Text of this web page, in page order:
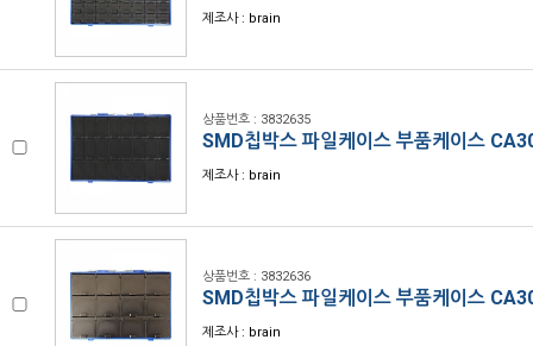
제조사 : brain
상품번호 : 3832635
SMD칩박스 파일케이스 부품케이스
제조사 : brain
상품번호 : 3832636
SMD칩박스 파일케이스 부품케이스
제조사 : brain